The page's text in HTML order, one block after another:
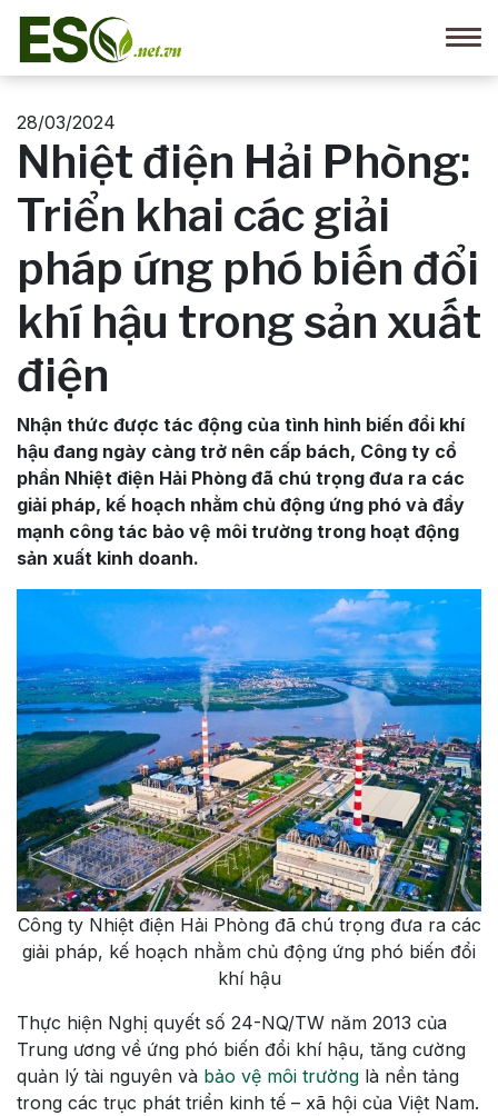
28/03/2024
Nhiệt điện Hải Phòng:
Triển khai các giải
pháp ứng phó biến đổi
khí hậu trong sản xuất
điện
Nhận thức được tác động của tình hình biến đổi khí
hậu đang ngày càng trở nên cấp bách, Công ty cổ
phần Nhiệt điện Hải Phòng đã chú trọng đưa ra các
giải pháp, kế hoạch nhằm chủ động ứng phó và đẩy
mạnh công tác bảo vệ môi trường trong hoạt động
sản xuất kinh doanh.
Công ty Nhiệt điện Hải Phòng đã chú trọng đưa ra các
giải pháp, kế hoạch nhằm chủ động ứng phó biến đổi
khí hậu
Thực hiện Nghị quyết số 24-NQ/TW năm 2013 của
Trung ương về ứng phó biến đổi khí hậu, tăng cường
quản lý tài nguyên và bảo vệ môi trường là nền tảng
trong các trục phát triển kinh tế – xã hội của Việt Nam.